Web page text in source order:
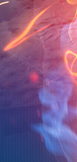
Assassin's Creed Black Flag
Resynced (2026) PC